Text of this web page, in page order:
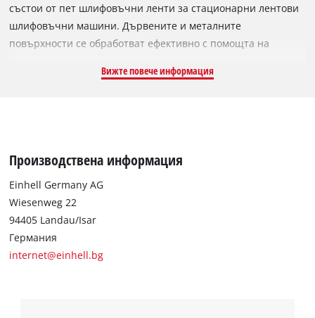
състои от пет шлифовъчни ленти за стационарни лентови
шлифовъчни машини. Дървените и металните
повърхности се обработват ефективно с помощта на
шлифовъчни ленти е особено подходящ за работа със
фина едрина (по 2x P60 и P80 и 1x P120).
Вижте повече информация
Производствена информация
Einhell Germany AG
Wiesenweg 22
94405 Landau/Isar
Германия
internet@einhell.bg